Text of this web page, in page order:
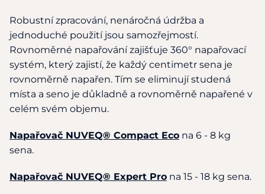
Robustní zpracování, nenáročná údržba a
jednoduché použití jsou samozřejmostí.
Rovnoměrné napařování zajišťuje 360° napařovací
systém, který zajistí, že každý centimetr sena je
rovnoměrně napařen. Tím se eliminují studená
místa a seno je důkladně a rovnoměrně napařené v
celém svém objemu.
Napařovač NUVEQ® Compact Eco na 6 - 8 kg
sena.
Napařovač NUVEQ® Expert Pro na 15 - 18 kg sena.